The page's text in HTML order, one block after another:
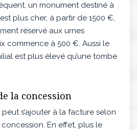
un monument destiné à
plus cher, à partir de 1500 €,
réservé aux urnes
commence à 500 €. Aussi le
est plus élevé qu’une tombe
la concession
s’ajouter à la facture selon
En effet, plus le